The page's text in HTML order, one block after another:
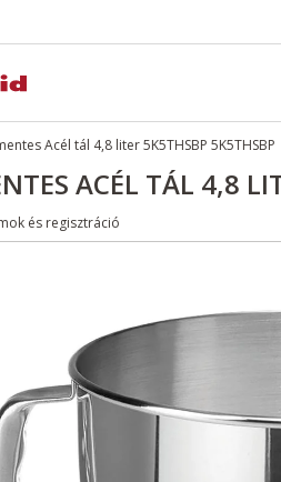
Acél tál 4,8 liter 5K5THSBP 5K5THSBP
ACÉL TÁL 4,8
és regisztráció